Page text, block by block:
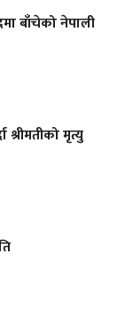
बाँचेको नेपाली
श्रीमतीको मृत्यु